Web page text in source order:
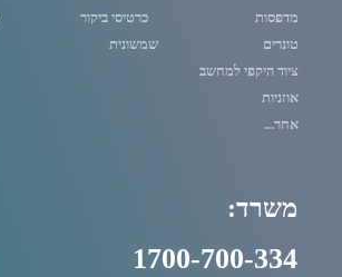
מדפסות
טונרים
ציוד היקפי למחשב
אוזניות
אחר...
כרטיסי ביקור
שמשונית
משרד:
1700-700-334